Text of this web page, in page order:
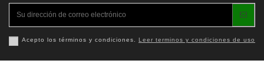
Acepto los términos y condiciones. Leer terminos y condiciones de uso